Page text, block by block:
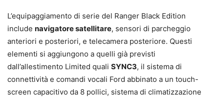
L’equipaggiamento di serie del Ranger Black Edition
include navigatore satellitare, sensori di parcheggio
anteriori e posteriori, e telecamera posteriore. Questi
elementi si aggiungono a quelli già previsti
dall’allestimento Limited quali SYNC3, il sistema di
connettività e comandi vocali Ford abbinato a un touch-
screen capacitivo da 8 pollici, sistema di climatizzazione